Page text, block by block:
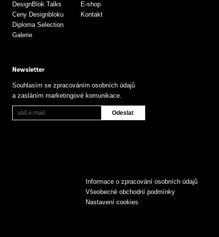
DesignBlok Talks
Ceny Designbloku
Diploma Selection
Galerie
E-shop
Kontakt
Newsletter
Souhlasím se zpracováním osobních údajů
a zasláním marketingové komunikace.
Informace o zpracování osobních údajů
Všeobecné obchodní podmínky
Nastavení cookies